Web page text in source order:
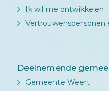
Ik wil me ontwikkelen
Vertrouwenspersonen
Deelnemende
Gemeente Weert